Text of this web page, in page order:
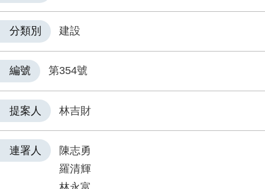
分類別 建設
編號 第354號
提案人 林吉財
連署人
陳志勇
羅清輝